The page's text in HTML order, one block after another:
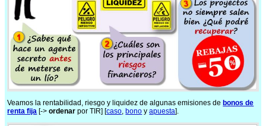
Veamos la rentabilidad, riesgo y liquidez de algunas emisiones de bonos de
renta fija [->ordenar por TIR] [caso, bono yapuesta].